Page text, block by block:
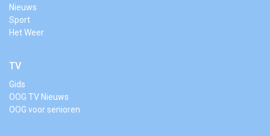
Nieuws
Sport
Het Weer
TV
Gids
OOG TV Nieuws
OOG voor senioren